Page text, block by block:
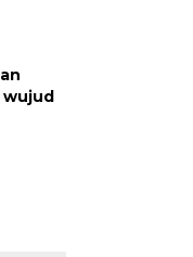
wujud